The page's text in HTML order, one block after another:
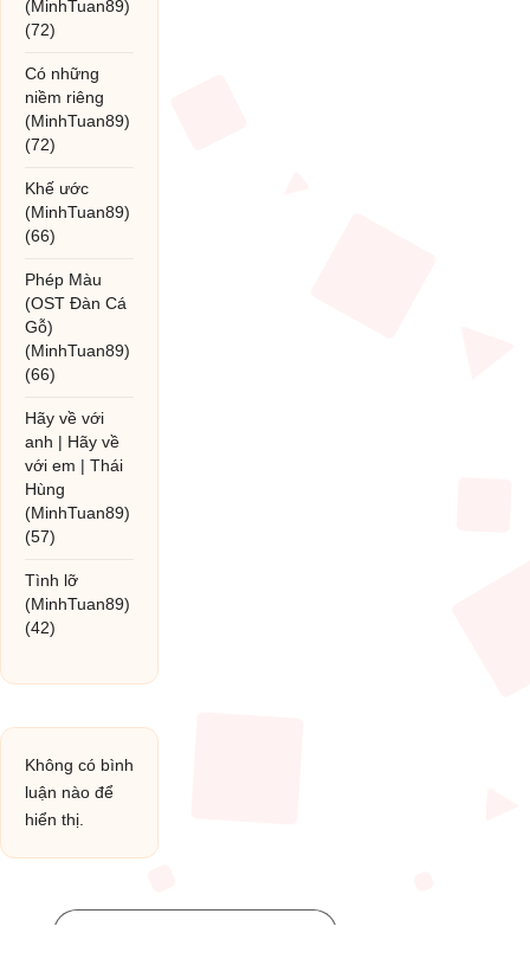
(MinhTuan89)
(72)
Có những
niềm riêng
(MinhTuan89)
(72)
Khế ước
(MinhTuan89)
(66)
Phép Màu
(OST Đàn Cá
Gỗ)
(MinhTuan89)
(66)
Hãy về với
anh | Hãy về
với em | Thái
Hùng
(MinhTuan89)
(57)
Tình lỡ
(MinhTuan89)
(42)
Không có bình
luận nào để
hiển thị.